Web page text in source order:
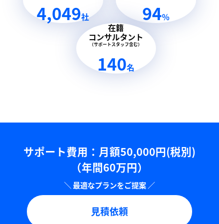
4,049社 94％
在籍
コンサルタント
（サポートスタッフ含む）
140名
サポート費用：⽉額50,000円(税別)
（年間60万円）
見積依頼